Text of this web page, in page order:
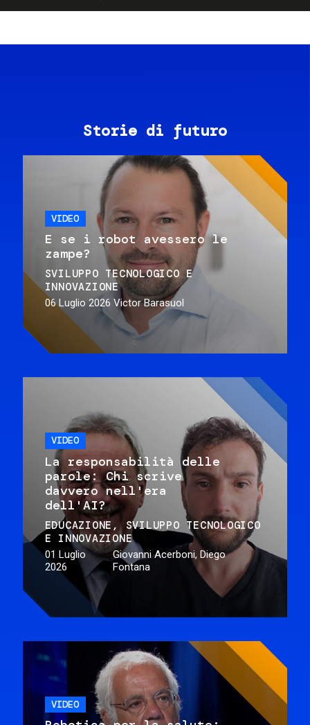
Storie di futuro
VIDEO
E se i robot avessero le
zampe?
SVILUPPO TECNOLOGICO E
INNOVAZIONE
06 Luglio 2026 Victor Barasuol
VIDEO
La responsabilità delle
parole: Chi scrive
davvero nell'era
dell'AI?
EDUCAZIONE
SVILUPPO TECNOLOGICO
E INNOVAZIONE
01 Luglio
2026
Giovanni Acerboni, Diego
Fontana
VIDEO